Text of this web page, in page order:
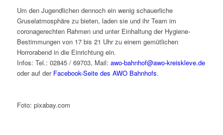
Um den Jugendlichen dennoch ein wenig schauerliche
Gruselatmosphäre zu bieten, laden sie und ihr Team im
coronagerechten Rahmen und unter Einhaltung der Hygiene-
Bestimmungen von 17 bis 21 Uhr zu einem gemütlichen
Horrorabend in die Einrichtung ein.
Infos: Tel.: 02845 / 69703, Mail: awo-bahnhof@awo-kreiskleve.de
oder auf der Facebook-Seite des AWO Bahnhofs.
Foto: pixabay.com